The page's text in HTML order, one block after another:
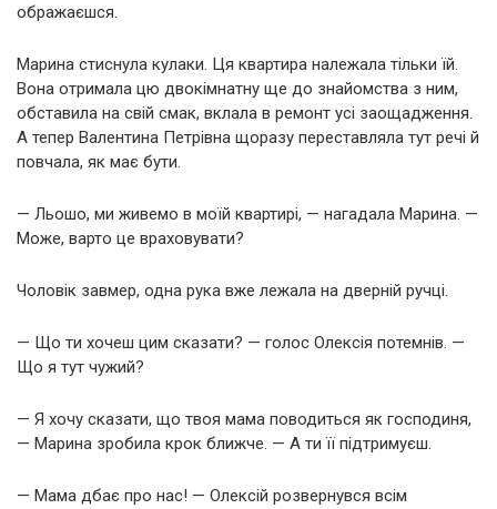
ображаєшся.
Марина стиснула кулаки. Ця квартира належала тільки їй.
Вона отримала цю двокімнатну ще до знайомства з ним,
обставила на свій смак, вклала в ремонт усі заощадження.
А тепер Валентина Петрівна щоразу переставляла тут речі й
повчала, як має бути.
— Льошо, ми живемо в моїй квартирі, — нагадала Марина. —
Може, варто це враховувати?
Чоловік завмер, одна рука вже лежала на дверній ручці.
— Що ти хочеш цим сказати? — голос Олексія потемнів. —
Що я тут чужий?
— Я хочу сказати, що твоя мама поводиться як господиня,
— Марина зробила крок ближче. — А ти її підтримуєш.
— Мама дбає про нас! — Олексій розвернувся всім